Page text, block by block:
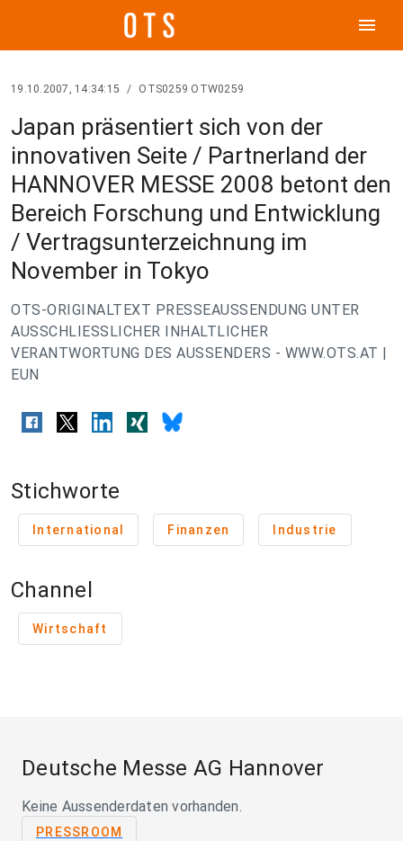
menu
19.10.2007, 14:34:15 / OTS0259 OTW0259
Japan präsentiert sich von der
innovativen Seite / Partnerland der
HANNOVER MESSE 2008 betont den
Bereich Forschung und Entwicklung
/ Vertragsunterzeichnung im
November in Tokyo
OTS-ORIGINALTEXT PRESSEAUSSENDUNG UNTER
AUSSCHLIESSLICHER INHALTLICHER
VERANTWORTUNG DES AUSSENDERS - WWW.OTS.AT |
EUN
Stichworte
International Finanzen Industrie
Channel
Wirtschaft
Deutsche Messe AG Hannover
Keine Aussenderdaten vorhanden.
PRESSROOM